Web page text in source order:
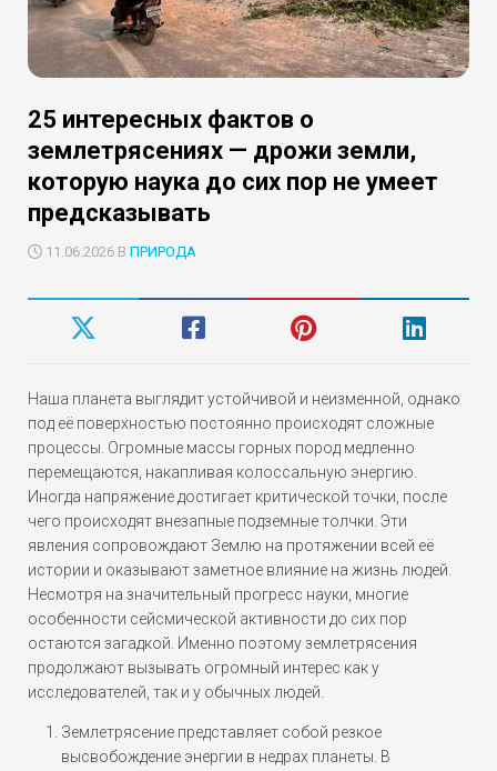
25 интересных фактов о
землетрясениях — дрожи земли,
которую наука до сих пор не умеет
предсказывать
11.06.2026 В ПРИРОДА
Наша планета выглядит устойчивой и неизменной, однако
под её поверхностью постоянно происходят сложные
процессы. Огромные массы горных пород медленно
перемещаются, накапливая колоссальную энергию.
Иногда напряжение достигает критической точки, после
чего происходят внезапные подземные толчки. Эти
явления сопровождают Землю на протяжении всей её
истории и оказывают заметное влияние на жизнь людей.
Несмотря на значительный прогресс науки, многие
особенности сейсмической активности до сих пор
остаются загадкой. Именно поэтому землетрясения
продолжают вызывать огромный интерес как у
исследователей, так и у обычных людей.
Землетрясение представляет собой резкое
высвобождение энергии в недрах планеты. В